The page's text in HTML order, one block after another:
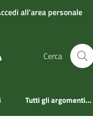
all'area personale
Cerca
Tutti gli argomenti...